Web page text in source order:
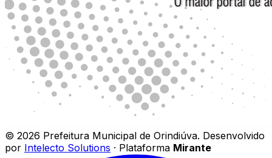
© 2026 Prefeitura Municipal de Orindiúva. Desenvolvido
por Intelecto Solutions · Plataforma Mirante